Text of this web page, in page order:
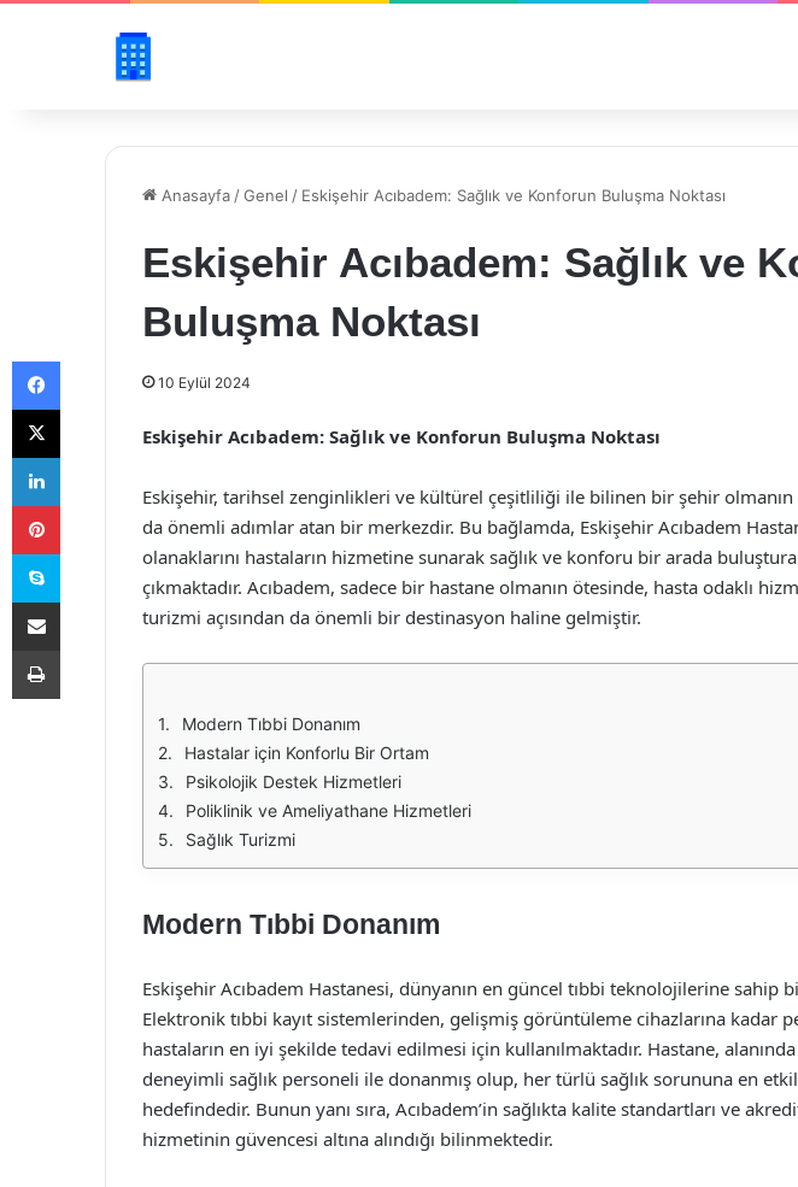
Anasayfa /Genel / Eskişehir Acıbadem: Sağlık ve Konforun Buluşma Noktası
Eskişehir Acıbadem: Sağlık ve
Buluşma Noktası
10 Eylül 2024
Eskişehir Acıbadem: Sağlık ve Konforun Buluşma Noktası
Eskişehir, tarihsel zenginlikleri ve kültürel çeşitliliği ile bilinen bir şehir olmanın
da önemli adımlar atan bir merkezdir. Bu bağlamda, Eskişehir Acıbadem
olanaklarını hastaların hizmetine sunarak sağlık ve konforu bir arada
çıkmaktadır. Acıbadem, sadece bir hastane olmanın ötesinde, hasta odaklı
turizmi açısından da önemli bir destinasyon haline gelmiştir.
Modern Tıbbi Donanım
Hastalar için Konforlu Bir Ortam
Psikolojik Destek Hizmetleri
Poliklinik ve Ameliyathane Hizmetleri
Sağlık Turizmi
Modern Tıbbi Donanım
Eskişehir Acıbadem Hastanesi, dünyanın en güncel tıbbi teknolojilerine sahip
Elektronik tıbbi kayıt sistemlerinden, gelişmiş görüntüleme cihazlarına kadar
hastaların en iyi şekilde tedavi edilmesi için kullanılmaktadır. Hastane,
deneyimli sağlık personeli ile donanmış olup, her türlü sağlık sorununa en
hedefindedir. Bunun yanı sıra, Acıbadem’in sağlıkta kalite standartları ve
hizmetinin güvencesi altına alındığı bilinmektedir.
Facebook
X
LinkedIn
Pinterest
Skype
E-Posta ile paylaş